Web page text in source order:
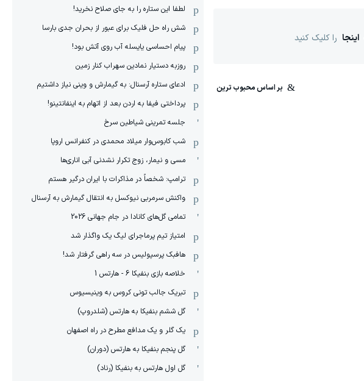
اینجا را کلیک کنید
لطفا این ستاره را به جای صلاح نخرید!
شش راه حل فلیک برای عبور از بحران جدی بارسا
پیام احساسی یایسله آب روی آتش بود!
روزبه دستیار نمادین سهراب کنار زمین
ادعای ستاره آرسنال: به گیمارش و وینی نیاز داشتیم
پرداختی فیفا به اردن بعد از اتهام به اینفانتینو!
جلسه تمرینی شیاطین سرخ
شب کابوس‌وار میلاد محمدی در کنفرانس اروپا
مسی و نیمار، زوج تکرار نشدنی آبی اناری‌ها
ترامپ: شخصاً در مذاکرات با ایران درگیر هستم
واکنش سرمربی نیوکسل به انتقال گیمارش به آرسنال
تمامی گل‌های کانادا در جام جهانی 2026
امتیاز تیم پرماجرای لیگ یک واگذار شد
هافبک پرسپولیس در سه راهی گرفتار شد!
خلاصه بازی بنفیکا 6 - هارتس 1
تبریک جالب تونی کروس به وینیسیوس
گل ششم بنفیکا به هارتس (شلدروپ)
یک گلر و یک مدافع مطرح در راه اصفهان
گل پنجم بنفیکا به هارتس (دوران)
گل اول هارتس به بنفیکا (رناد)